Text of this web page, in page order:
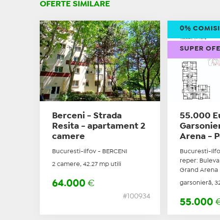
OFERTE SIMILARE
Berceni - Strada
Resita - apartament 2
camere
Bucuresti-Ilfov - BERCENI
2 camere, 42.27 mp utili
64.000 €
#100934
55.000
Arena -
Bucuresti-
reper:
Grand Arena
garsonieră,
55.000
0%
SUPER